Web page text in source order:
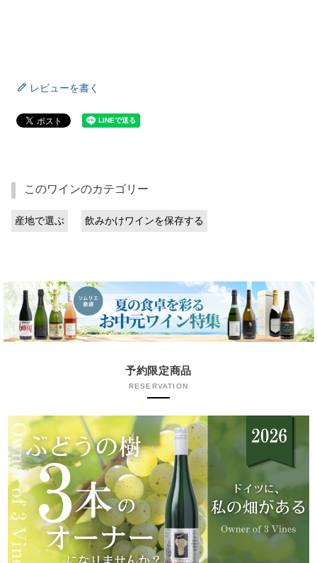
レビューを書く
このワインのカテゴリー
産地で選ぶ 飲みかけワインを保存する
予約限定商品
RESERVATION